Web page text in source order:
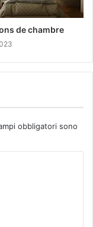
de chambre
obbligatori sono